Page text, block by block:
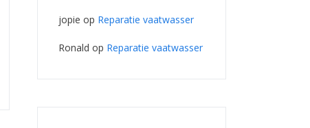
jopie op Reparatie vaatwasser
Ronald op Reparatie vaatwasser